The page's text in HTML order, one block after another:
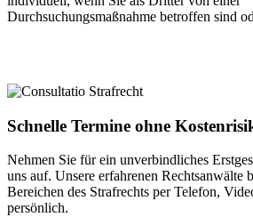
Durchsuchungsmaßnahme betroffen sind
Schnelle Termine ohne
Nehmen Sie für ein unverbindliches
uns auf. Unsere erfahrenen Rechtsanwälte
Bereichen des Strafrechts per Telefon,
persönlich.